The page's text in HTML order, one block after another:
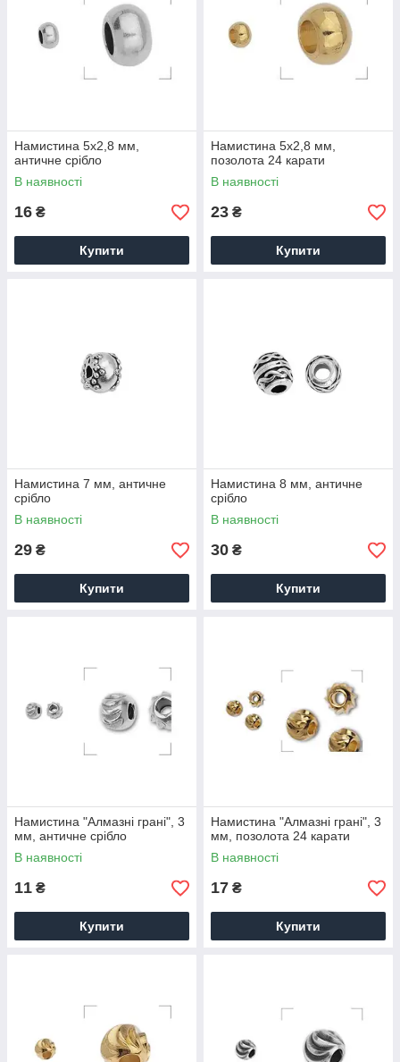
Намистина 5х2,8 мм,
античне срібло
В наявності
16 ₴
Купити
Намистина 5х2,8 мм,
позолота 24 карати
В наявності
23 ₴
Купити
Намистина 7 мм, античне
срібло
В наявності
29 ₴
Купити
Намистина 8 мм, античне
срібло
В наявності
30 ₴
Купити
Намистина "Алмазні грані", 3
мм, античне срібло
В наявності
11 ₴
Купити
Намистина "Алмазні грані", 3
мм, позолота 24 карати
В наявності
17 ₴
Купити